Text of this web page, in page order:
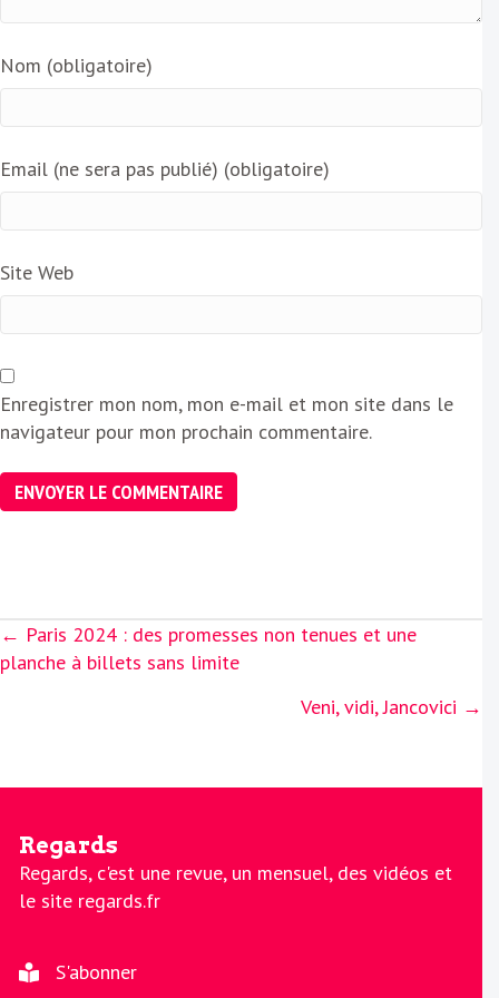
Nom (obligatoire)
Email (ne sera pas publié) (obligatoire)
Site Web
Enregistrer mon nom, mon e-mail et mon site dans le
navigateur pour mon prochain commentaire.
Posts
navigation
← Paris 2024 : des promesses non tenues et une
planche à billets sans limite
Veni, vidi, Jancovici →
Regards
Regards, c'est une revue, un mensuel, des vidéos et
le site regards.fr
S'abonner